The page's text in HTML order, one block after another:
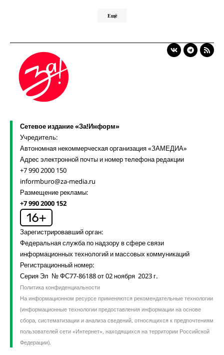
Ещё
Сетевое издание «За!Информ»
Учредитель:
Автономная некоммерческая организация «ЗАМЕДИА»
Адрес электронной почты и номер телефона редакции
+7 990 2000 150
informburo@za-media.ru
Размещение рекламы:
+7 990 2000 152
Зарегистрировавший орган:
Федеральная служба по надзору в сфере связи
информационных технологий и массовых коммуникаций
Регистрационный номер:
Серия Эл № ФС77-86188 от 02 ноября 2023 г.
Политика конфиденциальности
На информационном ресурсе применяются рекомендательные технологии
(информационные технологии предоставления информации на основе
сбора, систематизации и анализа сведений, относящихся к предпочтениям
пользователей сети «Интернет», находящихся на территории Российской
Федерации).